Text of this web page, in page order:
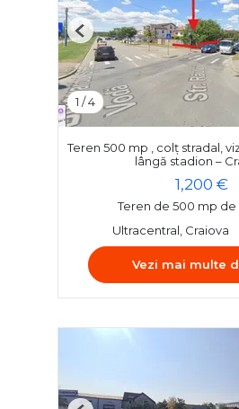
1 /4
Previous
Teren 500 mp , colț stradal,
lângă stadion –
1,200 €
Teren de 500 mp de
Ultracentral, Craiova
Vezi mai multe